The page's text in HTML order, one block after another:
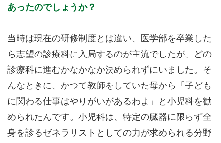
あったのでしょうか？
当時は現在の研修制度とは違い、医学部を卒業した
ら志望の診療科に入局するのが主流でしたが、どの
診療科に進むかなかなか決められずにいました。そ
んなときに、かつて教師をしていた母から「子ども
に関わる仕事はやりがいがあるわよ」と小児科を勧
められたんです。小児科は、特定の臓器に限らず全
身を診るゼネラリストとしての力が求められる分野